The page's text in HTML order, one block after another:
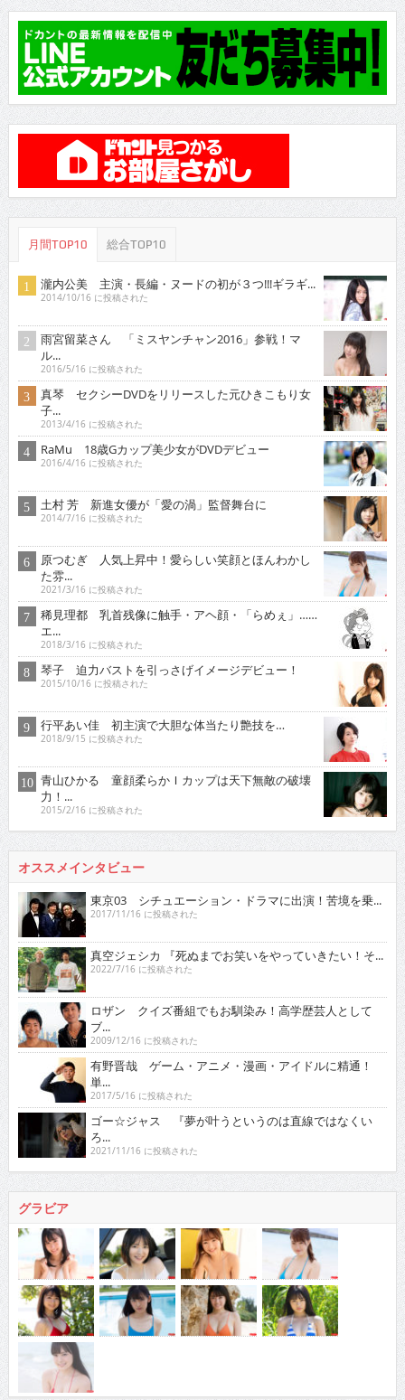
月間TOP10 総合TOP10
瀧内公美 主演・長編・ヌードの初が３つ!!!ギラギ...
2014/10/16 に投稿された
雨宮留菜さん 「ミスヤンチャン2016」参戦！マ
ル...
2016/5/16 に投稿された
真琴 セクシーDVDをリリースした元ひきこもり女
子...
2013/4/16 に投稿された
RaMu 18歳Gカップ美少女がDVDデビュー
2016/4/16 に投稿された
土村 芳 新進女優が「愛の渦」監督舞台に
2014/7/16 に投稿された
原つむぎ 人気上昇中！愛らしい笑顔とほんわかし
た雰...
2021/3/16 に投稿された
稀見理都 乳首残像に触手・アヘ顔・「らめぇ」……
エ...
2018/3/16 に投稿された
琴子 迫力バストを引っさげイメージデビュー！
2015/10/16 に投稿された
行平あい佳 初主演で大胆な体当たり艶技を…
2018/9/15 に投稿された
青山ひかる 童顔柔らかＩカップは天下無敵の破壊
力！...
2015/2/16 に投稿された
オススメインタビュー
東京03 シチュエーション・ドラマに出演！苦境を乗...
2017/11/16 に投稿された
真空ジェシカ 『死ぬまでお笑いをやっていきたい！そ...
2022/7/16 に投稿された
ロザン クイズ番組でもお馴染み！高学歴芸人として
ブ...
2009/12/16 に投稿された
有野晋哉 ゲーム・アニメ・漫画・アイドルに精通！
単...
2017/5/16 に投稿された
ゴー☆ジャス 『夢が叶うというのは直線ではなくい
ろ...
2021/11/16 に投稿された
グラビア